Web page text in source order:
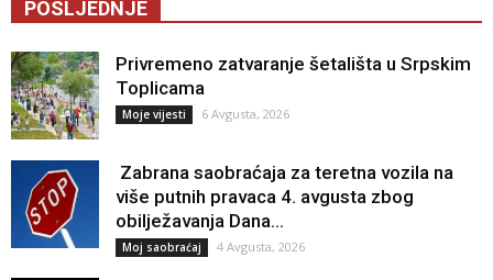
POSLJEDNJE
Privremeno zatvaranje šetališta u Srpskim
Toplicama
Moje vijesti 6 Avgusta, 2026
Zabrana saobraćaja za teretna vozila na
više putnih pravaca 4. avgusta zbog
obilježavanja Dana...
Moj saobraćaj 4 Avgusta, 2026